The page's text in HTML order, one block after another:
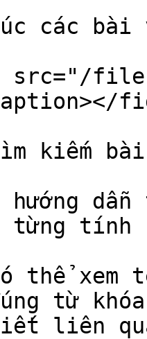
các
files/
kiếm
hướng
tính
thể xem
từ
liên